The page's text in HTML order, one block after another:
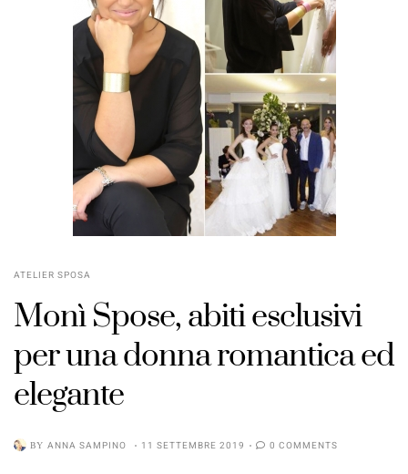
ATELIER SPOSA
Monì Spose, abiti esclusivi
per una donna romantica ed
elegante
BY ANNA SAMPINO 11 SETTEMBRE 2019 0 COMMENTS